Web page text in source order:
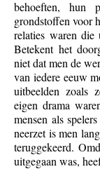
behoeften, hun
grondstoffen voor
relaties waren die
Betekent het
niet dat men de
van iedere eeuw
uitbeelden zoals
eigen drama
mensen als
neerzet is men
teruggekeerd.
uitgegaan was,